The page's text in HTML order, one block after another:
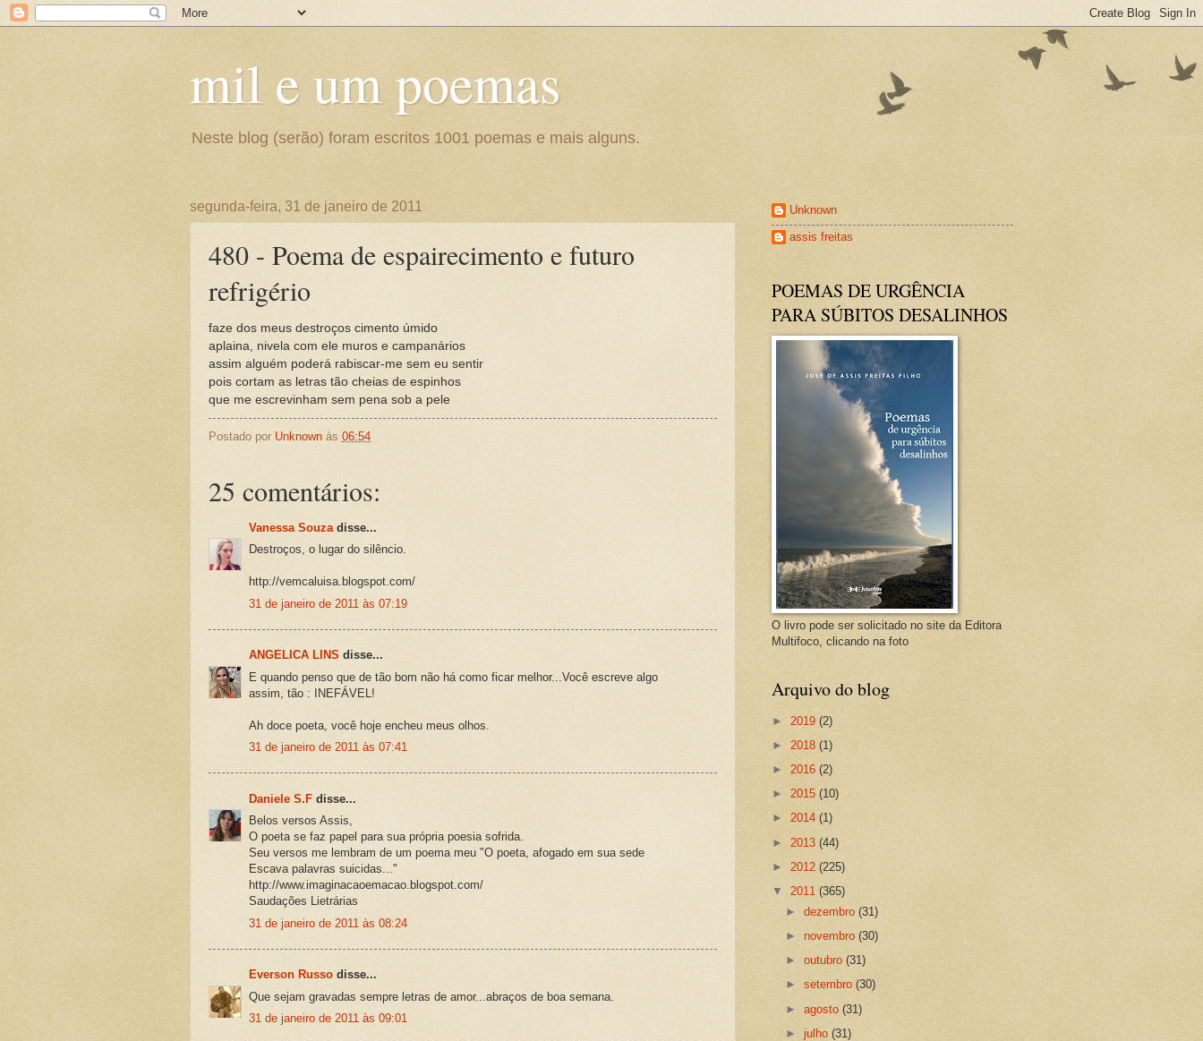
mil e um poemas
Neste blog (serão) foram escritos 1001 poemas e mais alguns.
segunda-feira, 31 de janeiro de 2011
480 - Poema de espairecimento e futuro
refrigério
faze dos meus destroços cimento úmido
aplaina, nivela com ele muros e campanários
assim alguém poderá rabiscar-me sem eu sentir
pois cortam as letras tão cheias de espinhos
que me escrevinham sem pena sob a pele
Postado por Unknown às 06:54
25 comentários:
Vanessa Souza disse...
Destroços, o lugar do silêncio.
http://vemcaluisa.blogspot.com/
31 de janeiro de 2011 às 07:19
ANGELICA LINS disse...
E quando penso que de tão bom não há como ficar melhor...Você escreve algo
assim, tão : INEFÁVEL!
Ah doce poeta, você hoje encheu meus olhos.
31 de janeiro de 2011 às 07:41
Daniele S.F disse...
Belos versos Assis,
O poeta se faz papel para sua própria poesia sofrida.
Seu versos me lembram de um poema meu "O poeta, afogado em sua sede
Escava palavras suicidas..."
http://www.imaginacaoemacao.blogspot.com/
Saudações Lietrárias
31 de janeiro de 2011 às 08:24
Everson Russo disse...
Que sejam gravadas sempre letras de amor...abraços de boa semana.
31 de janeiro de 2011 às 09:01
Unknown
assis freitas
POEMAS DE URGÊNCIA
PARA SÚBITOS DESALINHOS
O livro pode ser solicitado no site da Editora
Multifoco, clicando na foto
Arquivo do blog
► 2019 (2)
► 2018 (1)
► 2016 (2)
► 2015 (10)
► 2014 (1)
► 2013 (44)
► 2012 (225)
▼ 2011 (365)
►dezembro(31)
►novembro(30)
►outubro(31)
►setembro(30)
►agosto(31)
►julho(31)